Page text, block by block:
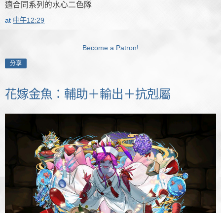
適合同系列的水心二色隊
at 中午12:29
Become a Patron!
分享
花嫁金魚：輔助＋輸出＋抗剋屬